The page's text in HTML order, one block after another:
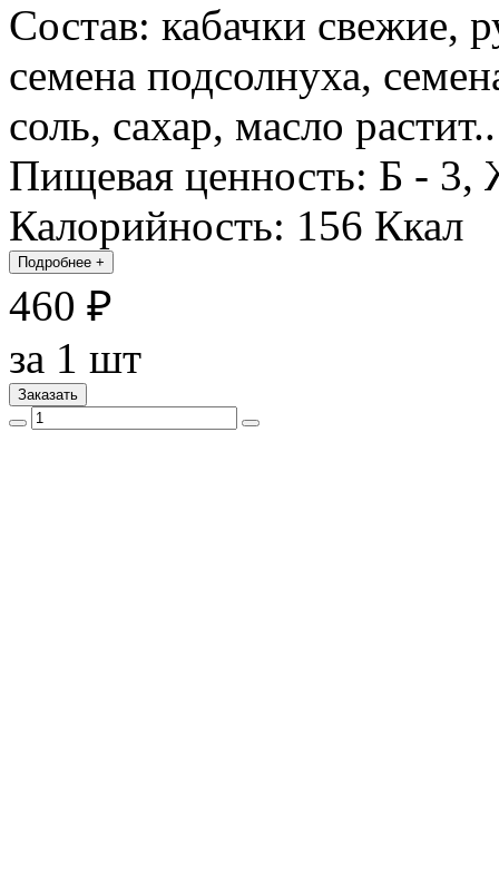
Состав: кабачки свежие,
семена подсолнуха,
соль, сахар, масло растит..
Пищевая ценность: Б -
Калорийность: 156 Ккал
Подробнее +
460 ₽
за 1 шт
Заказать